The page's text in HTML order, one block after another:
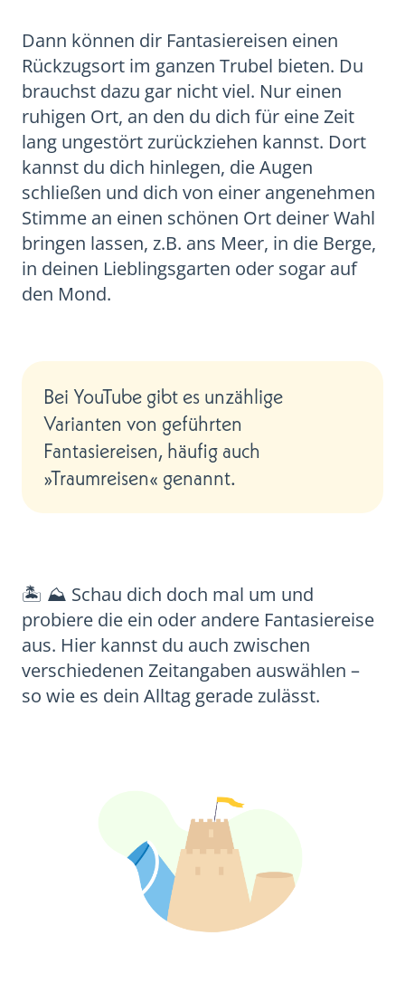
Dann können dir Fantasiereisen einen
Rückzugsort im ganzen Trubel bieten. Du
brauchst dazu gar nicht viel. Nur einen
ruhigen Ort, an den du dich für eine Zeit
lang ungestört zurückziehen kannst. Dort
kannst du dich hinlegen, die Augen
schließen und dich von einer angenehmen
Stimme an einen schönen Ort deiner Wahl
bringen lassen, z.B. ans Meer, in die Berge,
in deinen Lieblingsgarten oder sogar auf
den Mond.
Bei YouTube gibt es unzählige
Varianten von geführten
Fantasiereisen, häufig auch
»Traumreisen« genannt.
🏝 ⛰ Schau dich doch mal um und
probiere die ein oder andere Fantasiereise
aus. Hier kannst du auch zwischen
verschiedenen Zeitangaben auswählen –
so wie es dein Alltag gerade zulässt.